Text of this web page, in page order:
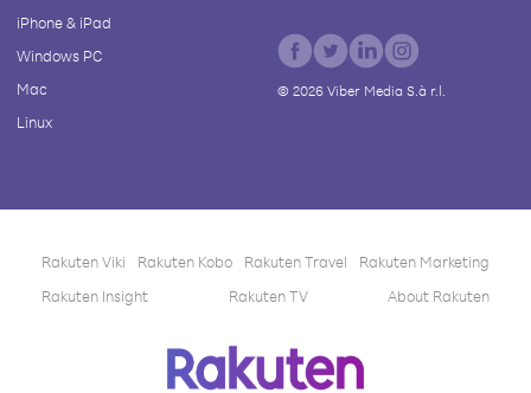
iPhone & iPad
Windows PC
Mac
Linux
© 2026Viber Media S.à r.l.
Rakuten Viki Rakuten Kobo Rakuten Travel
Rakuten Marketing
Rakuten Insight
Rakuten TV About Rakuten